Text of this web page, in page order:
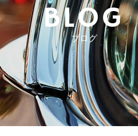
BLOG
ブログ